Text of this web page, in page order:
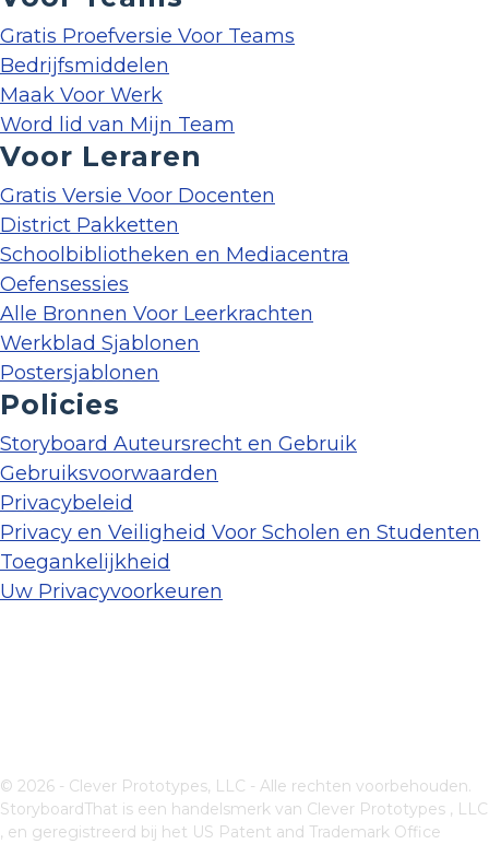
Gratis Proefversie Voor Teams
Bedrijfsmiddelen
Maak Voor Werk
Word lid van Mijn Team
Voor Leraren
Gratis Versie Voor Docenten
District Pakketten
Schoolbibliotheken en Mediacentra
Oefensessies
Alle Bronnen Voor Leerkrachten
Werkblad Sjablonen
Postersjablonen
Policies
Storyboard Auteursrecht en Gebruik
Gebruiksvoorwaarden
Privacybeleid
Privacy en Veiligheid Voor Scholen en Studenten
Toegankelijkheid
Uw Privacyvoorkeuren
© 2026 - Clever Prototypes, LLC - Alle rechten voorbehouden.
StoryboardThat is een handelsmerk van Clever Prototypes , LLC
, en geregistreerd bij het US Patent and Trademark Office